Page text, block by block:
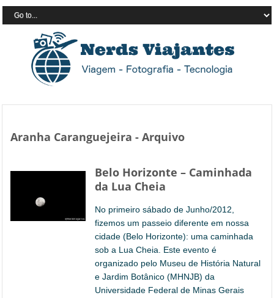
Aranha Caranguejeira - Arquivo
Belo Horizonte – Caminhada
da Lua Cheia
No primeiro sábado de Junho/2012,
fizemos um passeio diferente em nossa
cidade (Belo Horizonte): uma caminhada
sob a Lua Cheia. Este evento é
organizado pelo Museu de História Natural
e Jardim Botânico (MHNJB) da
Universidade Federal de Minas Gerais